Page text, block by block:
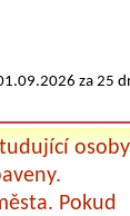
za 25
Pokud